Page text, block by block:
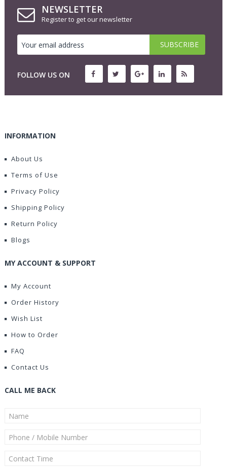
NEWSLETTER
Register to get our newsletter
FOLLOW US ON
INFORMATION
About Us
Terms of Use
Privacy Policy
Shipping Policy
Return Policy
Blogs
MY ACCOUNT & SUPPORT
My Account
Order History
Wish List
How to Order
FAQ
Contact Us
CALL ME BACK